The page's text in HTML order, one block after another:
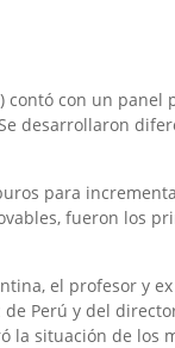
contó con un panel
desarrollaron
para
fueron los
el profesor y
de Perú y del
la situación de los